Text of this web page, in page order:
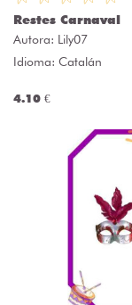
Restes Carnaval
Autora: Lily07
Idioma: Catalán
4.10 €